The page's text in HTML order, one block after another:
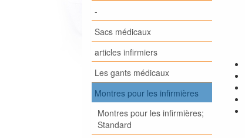
-
Sacs médicaux
articles infirmiers
Les gants médicaux
Montres pour les infirmières
Montres pour les infirmières;
Standard